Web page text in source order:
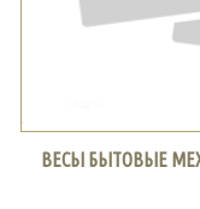
ВЕСЫ БЫТОВЫЕ